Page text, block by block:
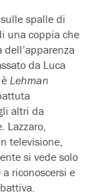
spalle di
una coppia che
da Luca
Lehman
altri da
Lazzaro,
televisione,
si vede solo
riconoscersi e